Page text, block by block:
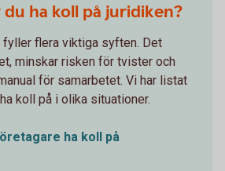
ha koll på juridiken?
flera viktiga syften. Det
minskar risken för tvister och
för samarbetet. Vi har listat
koll på i olika situationer.
ha koll på